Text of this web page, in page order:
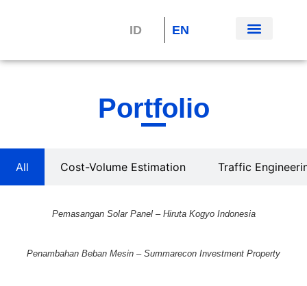
ID EN
Portfolio
All Cost-Volume Estimation Traffic
Pemasangan Solar Panel – Hiruta Kogyo Indonesia
Penambahan Beban Mesin – Summarecon Investment Property